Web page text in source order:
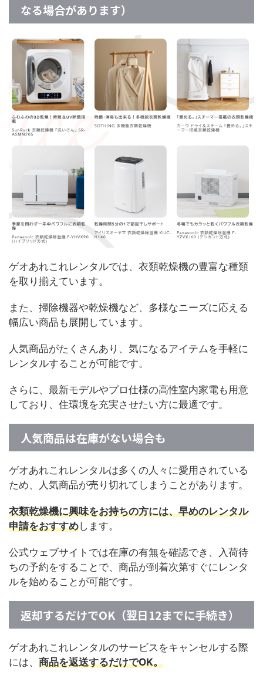
なる場合があります）
ゲオあれこれレンタルでは、衣類乾燥機の豊富な種類
を取り揃えています。
また、掃除機器や乾燥機など、多様なニーズに応える
幅広い商品も展開しています。
人気商品がたくさんあり、気になるアイテムを手軽に
レンタルすることが可能です。
さらに、最新モデルやプロ仕様の高性室内家電も用意
しており、住環境を充実させたい方に最適です。
人気商品は在庫がない場合も
ゲオあれこれレンタルは多くの人々に愛用されている
ため、人気商品が売り切れてしまうことがあります。
衣類乾燥機に興味をお持ちの方には、早めのレンタル
申請をおすすめします。
公式ウェブサイトでは在庫の有無を確認でき、入荷待
ちの予約をすることで、商品が到着次第すぐにレンタ
ルを始めることが可能です。
返却するだけでOK（翌日12までに手続き）
ゲオあれこれレンタルのサービスをキャンセルする際
には、 商品を返送するだけでOK。